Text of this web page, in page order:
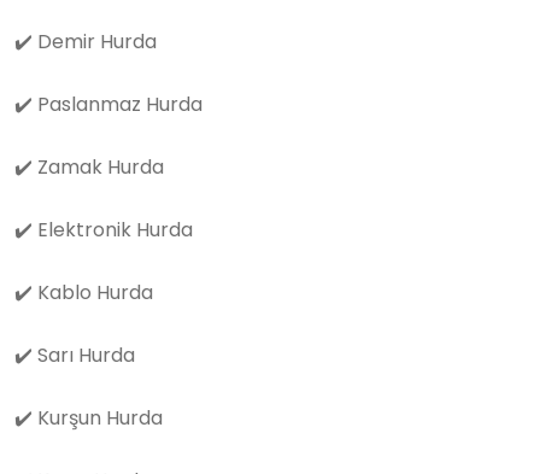
✔️ Demir Hurda
✔️ Paslanmaz Hurda
✔️ Zamak Hurda
✔️ Elektronik Hurda
✔️ Kablo Hurda
✔️ Sarı Hurda
✔️ Kurşun Hurda